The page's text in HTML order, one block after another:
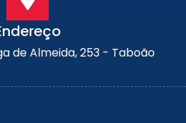
de Almeida, 253 - Taboão